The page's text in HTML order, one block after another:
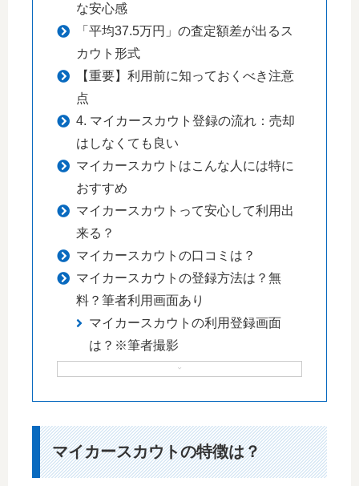
な安心感
「平均37.5万円」の査定額差が出るス
カウト形式
【重要】利用前に知っておくべき注意
点
4. マイカースカウト登録の流れ：売却
はしなくても良い
マイカースカウトはこんな人には特に
おすすめ
マイカースカウトって安心して利用出
来る？
マイカースカウトの口コミは？
マイカースカウトの登録方法は？無
料？筆者利用画面あり
マイカースカウトの利用登録画面
は？※筆者撮影
マイカースカウトの特徴は？